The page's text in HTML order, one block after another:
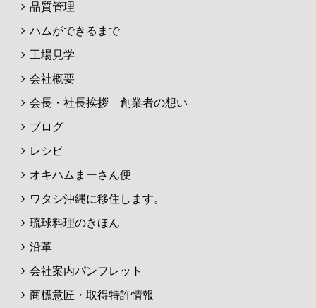
品質管理
ハムができるまで
工場見学
会社概要
会長・社長挨拶 創業者の想い
ブログ
レシピ
オキハムまーさん便
ワタシ沖縄に移住します。
琉球料理のきほん
沿革
会社案内パンフレット
商標意匠・取得特許情報